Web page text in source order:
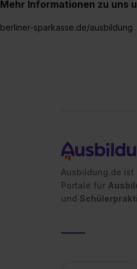
Mehr Informationen zu uns
berliner-sparkasse.de/ausbildung
Ausbildung.de
Portale für
und